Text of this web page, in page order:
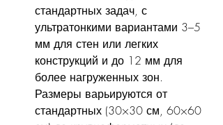
стандартных задач, с
ультратонкими вариантами 3–5
мм для стен или легких
конструкций и до 12 мм для
более нагруженных зон.
Размеры варьируются от
стандартных (30×30 см, 60×60